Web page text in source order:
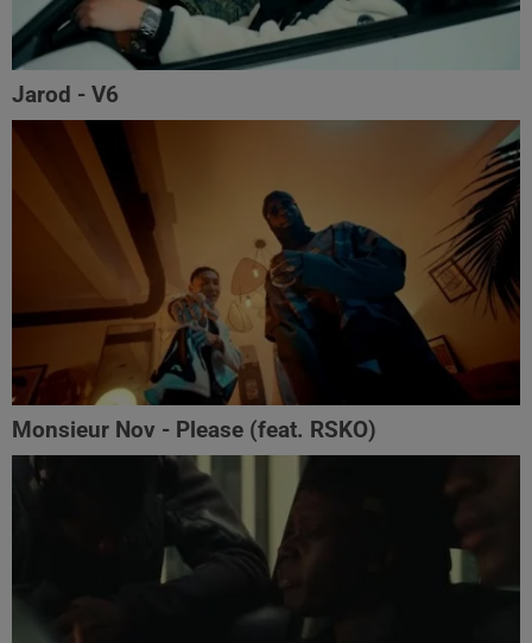
Jarod - V6
Monsieur Nov‬ - Please (feat. RSKO)